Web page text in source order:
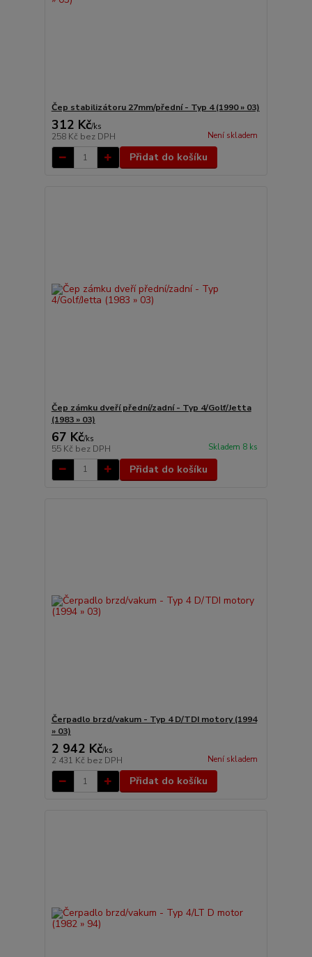
Čep stabilizátoru 27mm/přední - Typ 4 (1990 » 03)
312 Kč/ks
258 Kč bez DPH Není skladem
Přidat do košíku
Čep zámku dveří přední/zadní - Typ 4/Golf/Jetta
(1983 » 03)
67 Kč/ks
55 Kč bez DPH Skladem 8 ks
Přidat do košíku
Čerpadlo brzd/vakum - Typ 4 D/TDI motory (1994
» 03)
2 942 Kč/ks
2 431 Kč bez DPH Není skladem
Přidat do košíku